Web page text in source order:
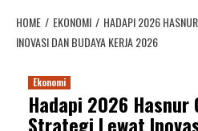
HOME EKONOMI
HADAPI 2026
INOVASI DAN BUDAYA KERJA 2026
Ekonomi
Hadapi 2026 Hasnur
Strategi Lewat